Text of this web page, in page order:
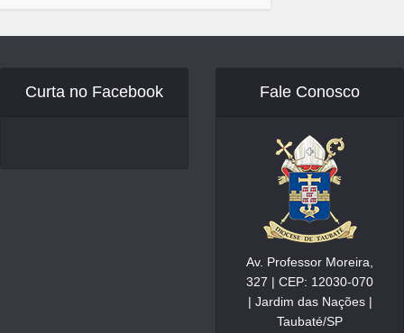
Curta no Facebook Fale Conosco
Av. Professor Moreira,
327 | CEP: 12030-070
| Jardim das Nações |
Taubaté/SP